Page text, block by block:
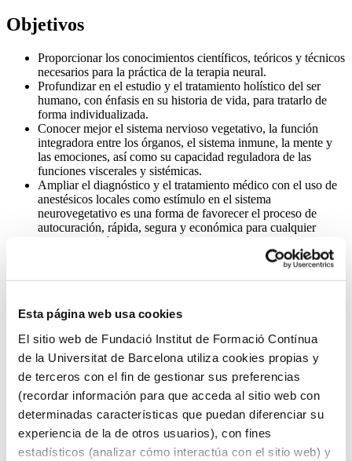
Esta página web usa cookies
El sitio web de Fundació Institut de Formació Contínua
de la Universitat de Barcelona utiliza cookies propias y
de terceros con el fin de gestionar sus preferencias
(recordar información para que acceda al sitio web con
determinadas características que puedan diferenciar su
experiencia de la de otros usuarios), con fines
estadísticos (analizar cómo interactúa con el sitio web) y
Objetivos
Proporcionar los conocimientos científicos, teóricos y técnicos
necesarios para la práctica de la terapia neural.
Profundizar en el estudio y el tratamiento holístico del ser
humano, con énfasis en su historia de vida, para tratarlo de
forma individualizada.
Conocer mejor el sistema nervioso vegetativo, la función
integradora entre los órganos, el sistema inmune, la mente y
las emociones, así como su capacidad reguladora de las
funciones viscerales y sistémicas.
Ampliar el diagnóstico y el tratamiento médico con el uso de
anestésicos locales como estímulo en el sistema
neurovegetativo es una forma de favorecer el proceso de
autocuración, rápida, segura y económica para cualquier
proceso patológico.
TRES RAZONES PARA ESCOGERLO
Titulación otorgada por el Instituto de Formación Continua de
la Universidad de Barcelona, con la presencia de un
experimentado equipo docente de referencia internacional.
Proporciona formación especializada en terapia neural y
odontología neurofocal y permite adquirir conocimientos
avanzados en neurociencia y técnicas de diagnóstico y
tratamiento. Así, la persona amplía su capacidad para
gestionar de forma integral y holística los problemas de salud
de los pacientes y mejora la calidad de la atención que ofrece.
Brinda oportunidades de diferenciación profesional, puesto
que podrá ofrecer un enfoque terapéutico innovador, efectivo,